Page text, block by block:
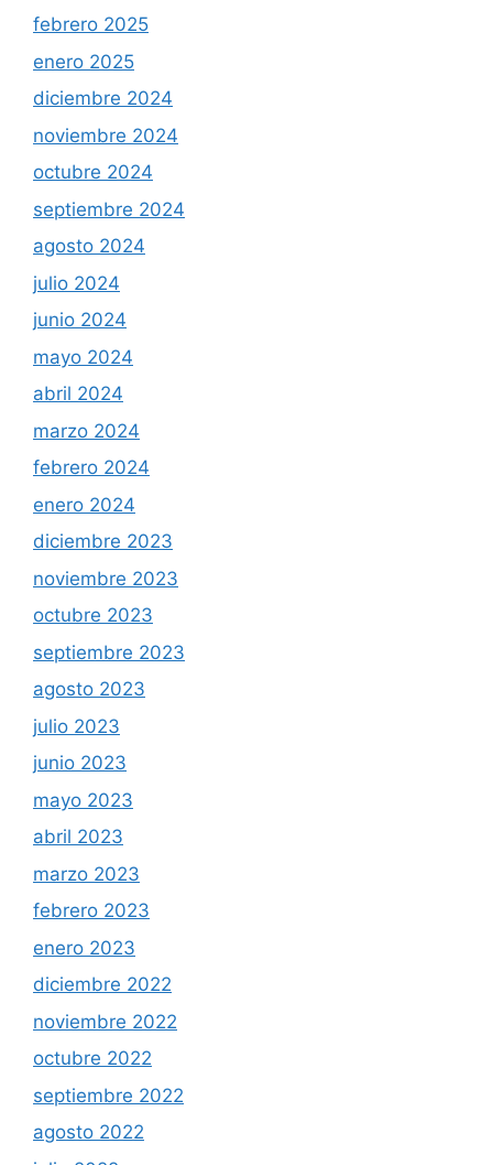
febrero 2025
enero 2025
diciembre 2024
noviembre 2024
octubre 2024
septiembre 2024
agosto 2024
julio 2024
junio 2024
mayo 2024
abril 2024
marzo 2024
febrero 2024
enero 2024
diciembre 2023
noviembre 2023
octubre 2023
septiembre 2023
agosto 2023
julio 2023
junio 2023
mayo 2023
abril 2023
marzo 2023
febrero 2023
enero 2023
diciembre 2022
noviembre 2022
octubre 2022
septiembre 2022
agosto 2022